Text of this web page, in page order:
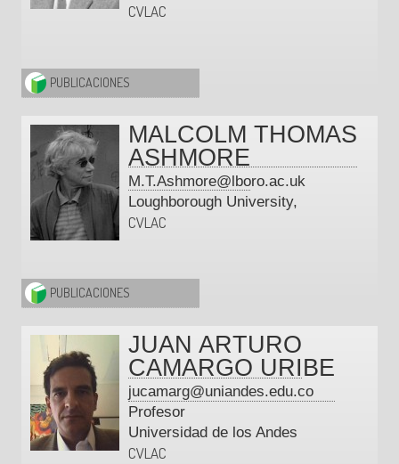
CVLAC
PUBLICACIONES
MALCOLM THOMAS
ASHMORE
M.T.Ashmore@lboro.ac.uk
Loughborough University,
CVLAC
PUBLICACIONES
JUAN ARTURO
CAMARGO URIBE
jucamarg@uniandes.edu.co
Profesor
Universidad de los Andes
CVLAC